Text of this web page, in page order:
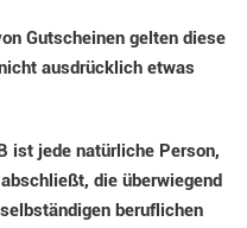
Gutscheinen gelten diese
ausdrücklich etwas
ist jede natürliche Person,
die überwiegend
beruflichen